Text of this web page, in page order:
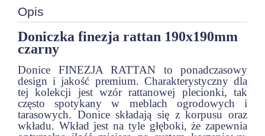
Opis
Doniczka finezja rattan 190x190mm
czarny
Donice FINEZJA RATTAN to ponadczasowy
design i jakość premium. Charakterystyczny dla
tej kolekcji jest wzór rattanowej plecionki, tak
często spotykany w meblach ogrodowych i
tarasowych. Donice składają się z korpusu oraz
wkładu. Wkład jest na tyle głęboki, że zapewnia